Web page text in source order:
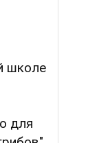
школе
для